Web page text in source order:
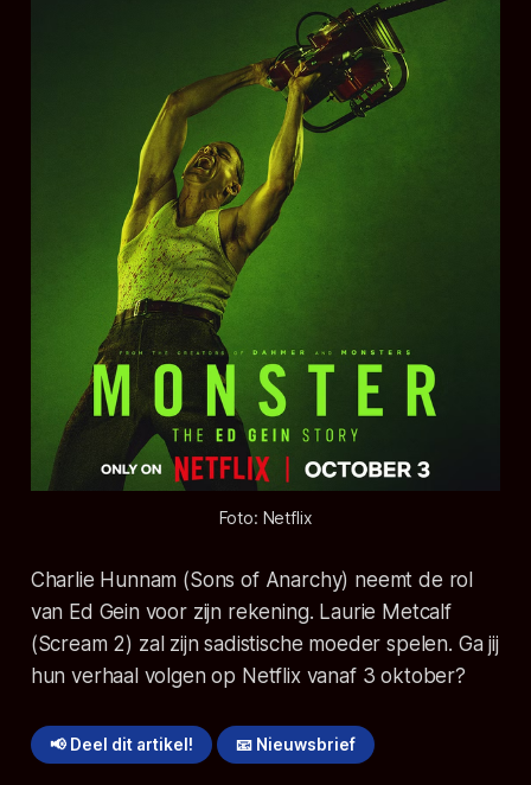
Foto: Netflix
Charlie Hunnam (Sons of Anarchy) neemt de rol
van Ed Gein voor zijn rekening. Laurie Metcalf
(Scream 2) zal zijn sadistische moeder spelen. Ga jij
hun verhaal volgen op Netflix vanaf 3 oktober?
📢 Deel dit artikel! 📧 Nieuwsbrief